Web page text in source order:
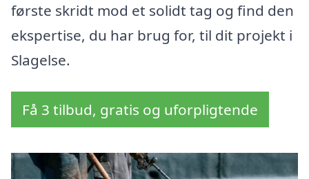
første skridt mod et solidt tag og find den
ekspertise, du har brug for, til dit projekt i
Slagelse.
Få 3 tilbud, gratis og uforpligtende